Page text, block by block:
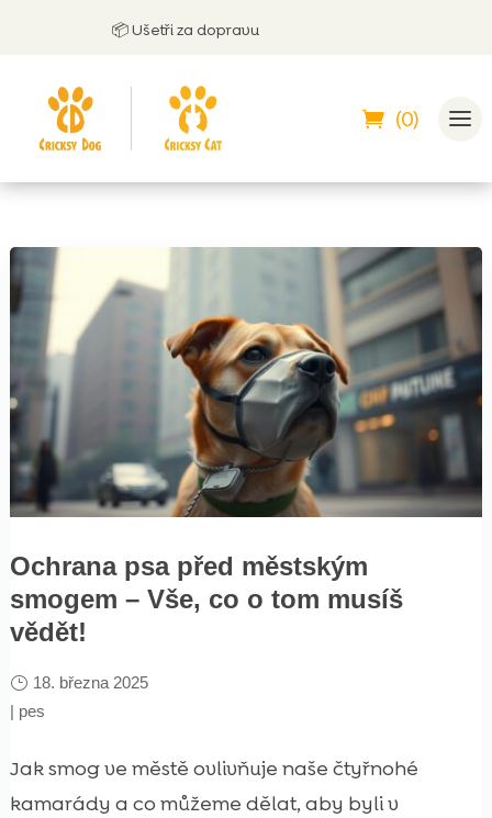
📦 Ušetři za dopravu
(0)
Ochrana psa před městským
smogem – Vše, co o tom musíš
vědět!
18. března 2025
| pes
Jak smog ve městě ovlivňuje naše čtyřnohé
kamarády a co můžeme dělat, aby byli v